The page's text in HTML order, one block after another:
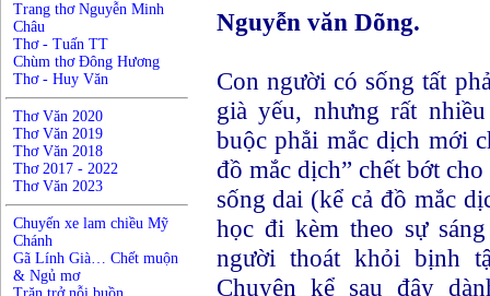
Trang thơ Nguyễn Minh
Châu
Thơ - Tuấn TT
Chùm thơ Đông Hương
Thơ - Huy Văn
Thơ Văn 2020
Thơ Văn 2019
Thơ Văn 2018
Thơ 2017 - 2022
Thơ Văn 2023
Chuyến xe lam chiều Mỹ
Chánh
Gã Lính Già… Chết muộn
& Ngủ mơ
Nguyễn văn Dõng.
Con người có sống tất
già yếu, nhưng rất
buộc phẳi mắc dịch mới
đồ mắc dịch” chết bớt
sống dai (kể cả đồ mắc
học đi kèm theo sự
người thoát khỏi bịnh
Chuyện kể sau đây